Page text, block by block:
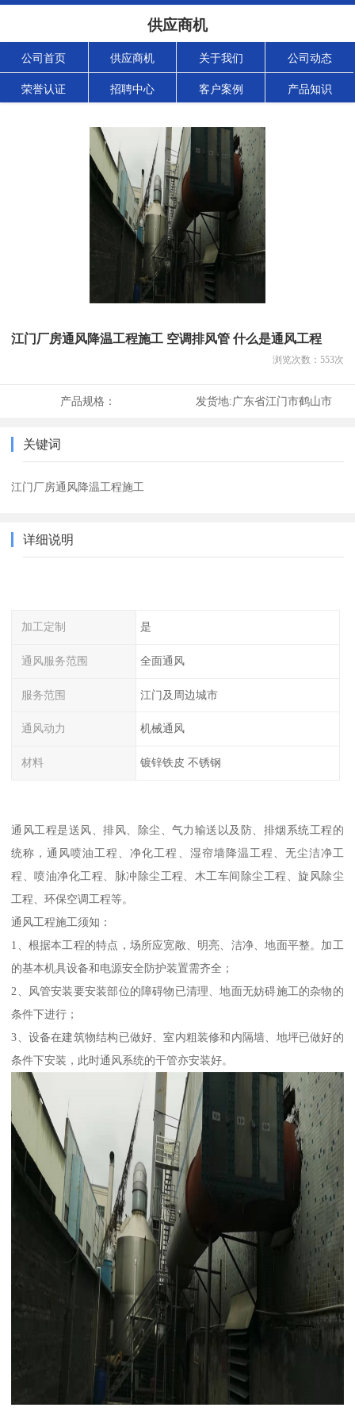
供应商机
公司首页 供应商机 关于我们 公司动态
荣誉认证 招聘中心 客户案例 产品知识
江门厂房通风降温工程施工 空调排风管 什么是通风工程
浏览次数： 553次
产品规格： 发货地:广东省江门市鹤山市
关键词
江门厂房通风降温工程施工
详细说明
加工定制 是
通风服务范围 全面通风
服务范围 江门及周边城市
通风动力 机械通风
材料 镀锌铁皮 不锈钢
通风工程是送风、排风、除尘、气力输送以及防、排烟系统工程的
统称，通风喷油工程、净化工程、湿帘墙降温工程、无尘洁净工
程、喷油净化工程、脉冲除尘工程、木工车间除尘工程、旋风除尘
工程、环保空调工程等。
通风工程施工须知：
1、根据本工程的特点，场所应宽敞、明亮、洁净、地面平整。加工
的基本机具设备和电源安全防护装置需齐全；
2、风管安装要安装部位的障碍物已清理、地面无妨碍施工的杂物的
条件下进行；
3、设备在建筑物结构已做好、室内粗装修和内隔墙、地坪已做好的
条件下安装，此时通风系统的干管亦安装好。